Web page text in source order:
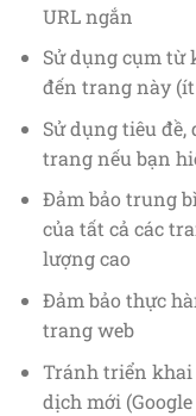
URL ngắn
Sử dụng cụm từ
đến trang này
Sử dụng tiêu
trang nếu bạn
Đảm bảo trung
của tất cả các
lượng cao
Đảm bảo thực
trang web
Tránh triển khai
dịch mới